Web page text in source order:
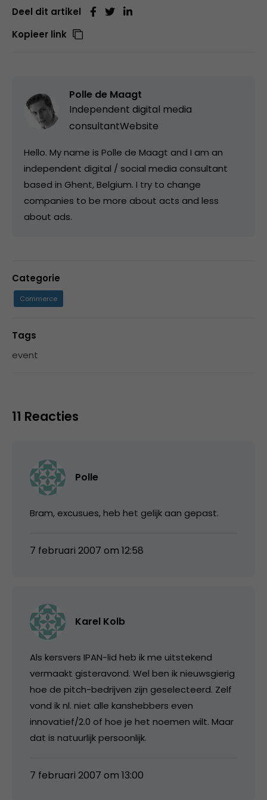
Deel dit artikel
Kopieer link
Polle de Maagt
Independent digital media
consultantWebsite
Hello. My name is Polle de Maagt and I am an
independent digital / social media consultant
based in Ghent, Belgium. I try to change
companies to be more about acts and less
about ads.
Categorie
Commerce
Tags
event
11 Reacties
Polle
Bram, excusues, heb het gelijk aan gepast.
7 februari 2007 om 12:58
Karel Kolb
Als kersvers IPAN-lid heb ik me uitstekend
vermaakt gisteravond. Wel ben ik nieuwsgierig
hoe de pitch-bedrijven zijn geselecteerd. Zelf
vond ik nl. niet alle kanshebbers even
innovatief/2.0 of hoe je het noemen wilt. Maar
dat is natuurlijk persoonlijk.
7 februari 2007 om 13:00